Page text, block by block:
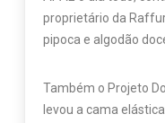
proprietário da
pipoca e algodão
Também o Projeto
levou a cama